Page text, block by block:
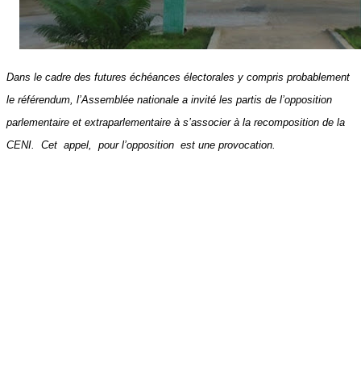
Dans le cadre des futures échéances électorales y compris probablement
le référendum, l’Assemblée nationale a invité les partis de l’opposition
parlementaire et extraparlementaire à s’associer à la recomposition de la
CENI. Cet appel, pour l’opposition est une provocation.